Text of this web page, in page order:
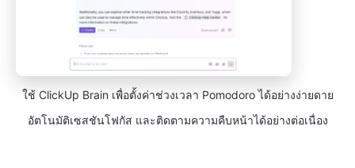
ใช้ ClickUp Brain เพื่อตั้งค่าช่วงเวลา Pomodoro ได้อย่างง่ายดาย
อัตโนมัติเซสชันโฟกัส และติดตามความคืบหน้าได้อย่างต่อเนื่อง